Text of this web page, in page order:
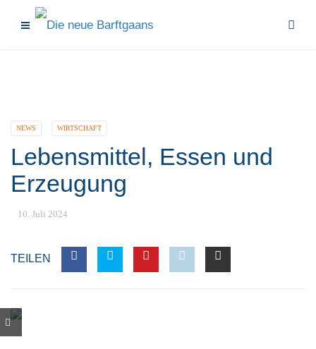
NEWS WIRTSCHAFT
Lebensmittel, Essen und
Erzeugung
10. Juli 2024
TEILEN